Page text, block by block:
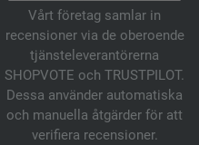
Vårt företag samlar in
recensioner via de oberoende
tjänsteleverantörerna
SHOPVOTE och TRUSTPILOT.
Dessa använder automatiska
och manuella åtgärder för att
verifiera recensioner.